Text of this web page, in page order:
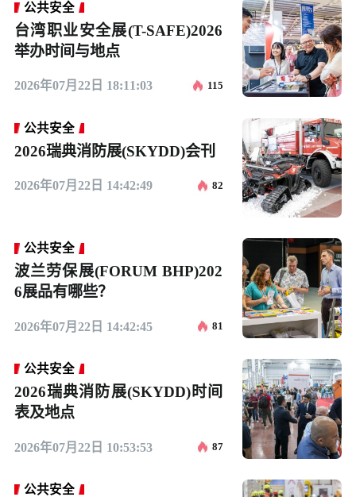
公共安全
台湾职业安全展(T-SAFE)2026
举办时间与地点
2026年07月22日 18:11:03 115
公共安全
2026瑞典消防展(SKYDD)会刊
2026年07月22日 14:42:49 82
公共安全
波兰劳保展(FORUM BHP)202
6展品有哪些？
2026年07月22日 14:42:45 81
公共安全
2026瑞典消防展(SKYDD)时间
表及地点
2026年07月22日 10:53:53 87
公共安全